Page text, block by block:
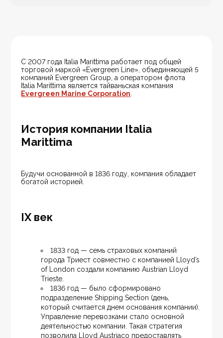
С 2007 года Italia Marittima работает под общей
торговой маркой «Evergreen Line», объединяющей 5
компаний Evergreen Group, а оператором флота
Italia Marittima является тайваньская компания
Evergreen Marine Corporation
История компании Italia
Marittima
Будучи основанной в 1836 году, компания обладает
богатой историей.
IX век
1833 год — семь страховых компаний
города Триест совместно с компанией Lloyd’s
of London создали компанию Austrian Lloyd
Trieste.
1836 год — было сформировано
подразделение Shipping Section (день,
который считается днем основания компании).
Управление перевозками стало основной
деятельностью компании. Такая стратегия
позволила Lloyd Austriaco предоставлять